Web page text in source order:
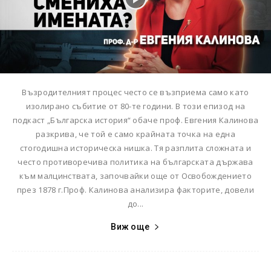
Възродителният процес често се възприема само като
изолирано събитие от 80-те години. В този епизод на
подкаст „Българска история“ обаче проф. Евгения Калинова
разкрива, че той е само крайната точка на една
стогодишна историческа нишка. Тя разплита сложната и
често противоречива политика на българската държава
към малцинствата, започвайки още от Освобождението
през 1878 г.Проф. Калинова анализира факторите, довели
до...
Виж още